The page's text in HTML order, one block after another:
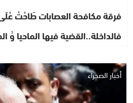
فالداخلة..القضية فيها الماحيا وُ
أخبار الصحراء